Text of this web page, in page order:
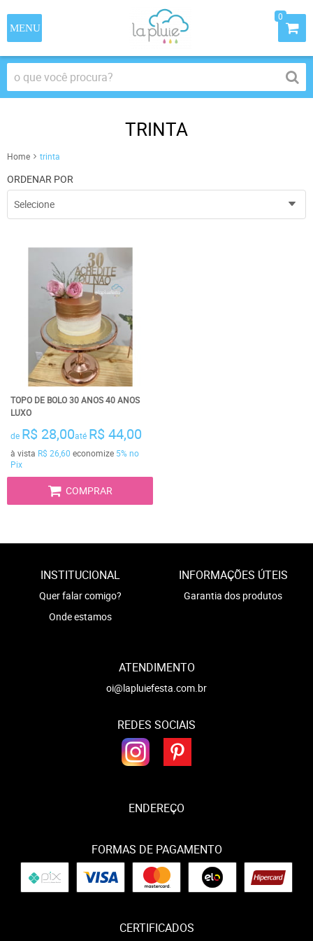
0
TRINTA
Home trinta
ORDENAR POR
Selecione
TOPO DE BOLO 30 ANOS 40 ANOS
LUXO
de R$ 28,00até R$ 44,00
à vista R$ 26,60 economize 5%no
Pix
COMPRAR
INSTITUCIONAL
Quer falar comigo?
Onde estamos
INFORMAÇÕES ÚTEIS
Garantia dos produtos
ATENDIMENTO
oi@lapluiefesta.com.br
REDES SOCIAIS
ENDEREÇO
FORMAS DE PAGAMENTO
CERTIFICADOS